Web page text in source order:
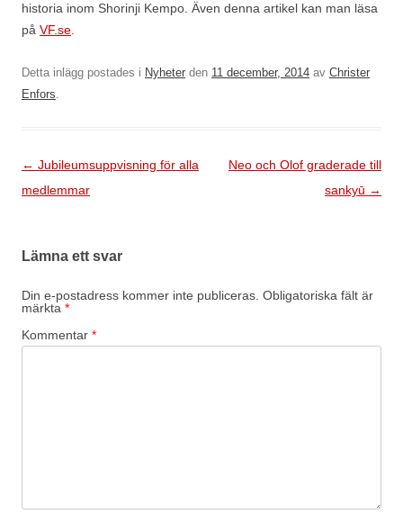
historia inom Shorinji Kempo. Även denna artikel kan man läsa
på VF.se
Detta inlägg postades i Nyheter den 11 december, 2014 av Christer
Enfors.
Inläggsnavigering
← Jubileumsuppvisning för alla
medlemmar
Neo och Olof graderade till
sankyū →
Lämna ett svar
Din e-postadress kommer inte publiceras. Obligatoriska fält är
märkta *
Kommentar *